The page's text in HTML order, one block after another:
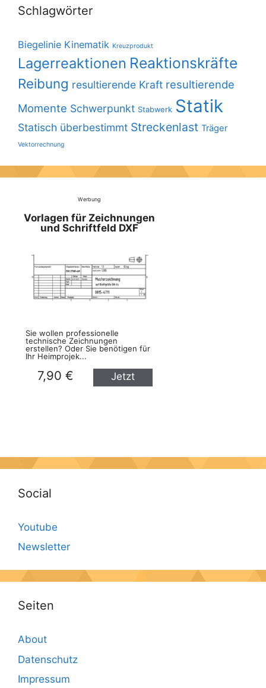
Schlagwörter
Biegelinie Kinematik Kreuzprodukt
Lagerreaktionen Reaktionskräfte
Reibung resultierende Kraft resultierende
Momente Schwerpunkt Stabwerk Statik
Statisch überbestimmt Streckenlast Träger
Vektorrechnung
Werbung
Vorlagen für Zeichnungen
und Schriftfeld DXF
Sie wollen professionelle
technische Zeichnungen
erstellen? Oder Sie benötigen für
Ihr Heimprojek...
7,90 €
Jetzt
Social
Youtube
Newsletter
Seiten
About
Datenschutz
Impressum